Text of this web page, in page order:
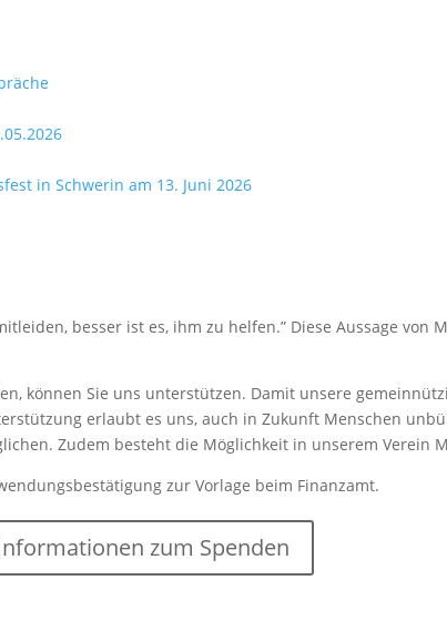
in Schwerin am 13. Juni 2026
besser ist es, ihm zu helfen.” Diese Aussage von
können Sie uns unterstützen. Damit unsere
erlaubt es uns, auch in Zukunft Menschen
Zudem besteht die Möglichkeit in unserem Verein
zur Vorlage beim Finanzamt.
zum Spenden